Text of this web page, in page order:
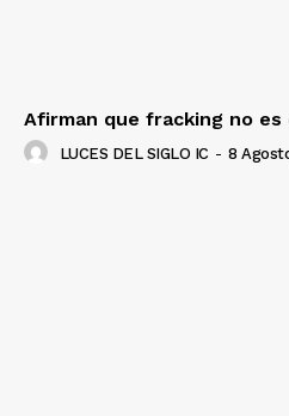
Afirman que fracking no es
LUCES DEL SIGLO IC - 8